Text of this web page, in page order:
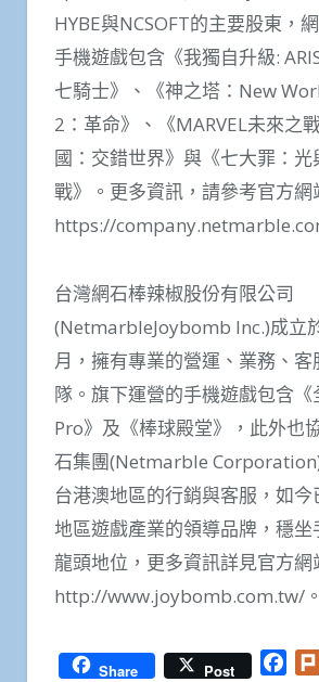
HYBE與NCSOFT的主要股東，
手機遊戲包含《我獨自升級:
七騎士》、《神之塔：New
2：革命》、《MARVEL未來之
國：交錯世界》與《七大罪：光
戰》。更多資訊，請參考官方網
https://
台灣網石棒辣椒股份有限公司
(NetmarbleJoybomb Inc.)成立
月，擁有專業的營運、業務、客
隊。旗下運營的手機遊戲包含《
Pro》及《棒球殿堂》，此外也
石集團(Netmarble
台港澳地區的行銷與客服，如
地區遊戲產業的領導品牌，穩
龍頭地位，更多資訊詳見官方網
http://www.joybomb.com.tw/。
Share Post